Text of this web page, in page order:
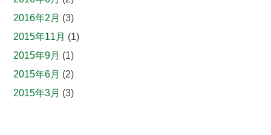
2016年2月 (3)
2015年11月 (1)
2015年9月 (1)
2015年6月 (2)
2015年3月 (3)